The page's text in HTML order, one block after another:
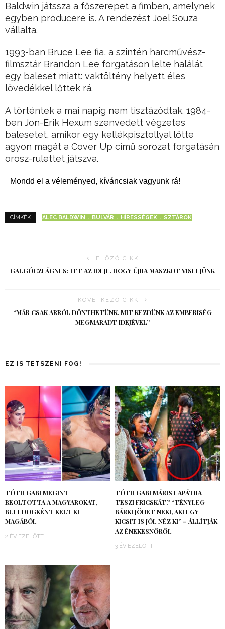
Baldwin játssza a főszerepet a fimben, amelynek
egyben producere is. A rendezést Joel Souza
vállalta.
1993-ban Bruce Lee fia, a szintén harcművész-
filmsztár Brandon Lee forgatáson lelte halálát
egy baleset miatt: vaktöltény helyett éles
lövedékkel lőttek rá.
A történtek a mai napig nem tisztázódtak. 1984-
ben Jon-Erik Hexum szenvedett végzetes
balesetet, amikor egy kellékpisztollyal lőtte
agyon magát a Cover Up című sorozat forgatásán
orosz-rulettet játszva.
Mondd el a véleményed, kíváncsiak vagyunk rá!
CÍMKÉK ALEC BALDWIN BULVÁR HÍRESSÉGEK SZTÁROK
ELŐZŐ CIKK
GALGÓCZI ÁGNES: ITT AZ IDEJE, HOGY ÚJRA MASZKOT VISELJÜNK
KÖVETKEZŐ CIKK
“MÁR CSAK ARRÓL DÖNTHETÜNK, MIT KEZDÜNK AZ EMBERISÉG
MEGMARADT IDEJÉVEL”
EZ IS TETSZENI FOG!
TÓTH GABI MEGINT
BEOLTOTTA A MAGYAROKAT,
BULLDOGKÉNT KELT KI
MAGÁBÓL
2 ÉV EZELŐTT
TÓTH GABI MÁRIS LAPÁTRA
TESZI FRICSKÁT? “TÉNYLEG
BÁRKI JÖHET NEKI, AKI EGY
KICSIT IS JÓL NÉZ KI” – ÁLLÍTJÁK
AZ ÉNEKESNŐRŐL
3 ÉV EZELŐTT